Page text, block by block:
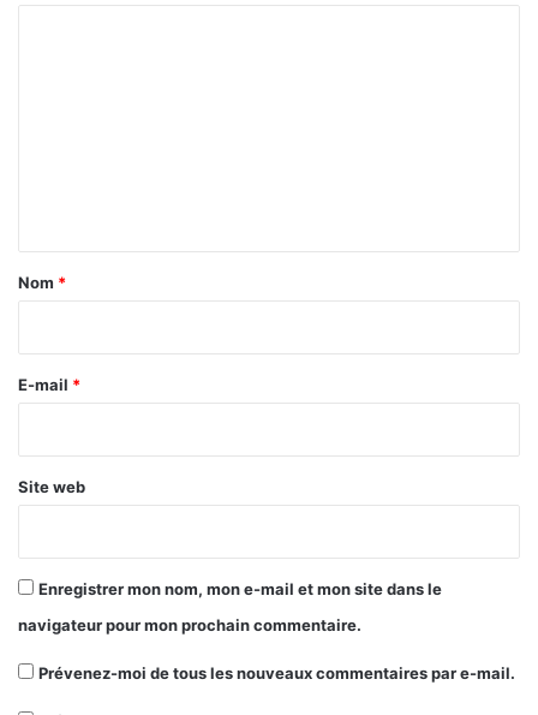
a
e
Nom *
E-mail *
Site web
Enregistrer mon nom, mon e-mail et mon site dans le
navigateur pour mon prochain commentaire.
Prévenez-moi de tous les nouveaux commentaires par e-mail.